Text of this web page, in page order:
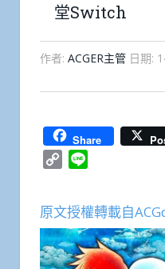
堂Switch
作者: ACGER主管 日期:
Share
Copy
原文授權轉載自